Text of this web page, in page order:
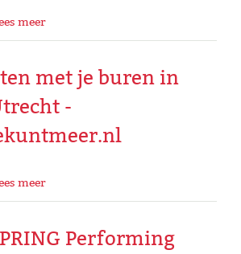
meer
met je buren in
-
meer
Performing